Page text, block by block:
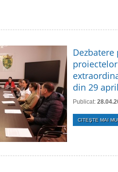
din 29
Publicat:
CITEŞTE MAI